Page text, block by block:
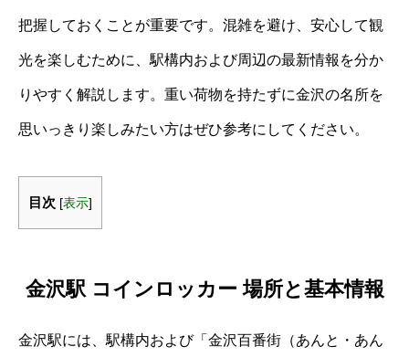
把握しておくことが重要です。混雑を避け、安心して観
光を楽しむために、駅構内および周辺の最新情報を分か
りやすく解説します。重い荷物を持たずに金沢の名所を
思いっきり楽しみたい方はぜひ参考にしてください。
目次 [表示]
金沢駅 コインロッカー 場所と基本情報
金沢駅には、駅構内および「金沢百番街（あんと・あん